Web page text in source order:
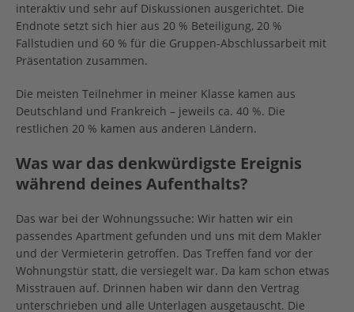
interaktiv und sehr auf Diskussionen ausgerichtet. Die
Endnote setzt sich hier aus 20 % Beteiligung, 20 %
Fallstudien und 60 % für die Gruppen-Abschlussarbeit mit
Präsentation zusammen.
Die meisten Teilnehmer in meiner Klasse kamen aus
Deutschland und Frankreich – jeweils ca. 40 %. Die
restlichen 20 % kamen aus anderen Ländern.
Was war das denkwürdigste Ereignis
während deines Aufenthalts?
Das war bei der Wohnungssuche: Wir hatten wir ein
passendes Apartment gefunden und uns mit dem Makler
und der Vermieterin getroffen. Das Treffen fand vor der
Wohnungstür statt, die versiegelt war. Da kam schon etwas
Misstrauen auf. Drinnen haben wir dann den Vertrag
unterschrieben und alle Unterlagen ausgetauscht. Die